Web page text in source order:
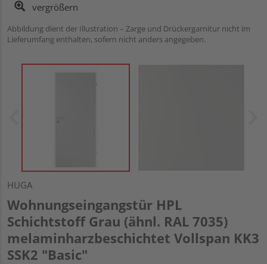
vergrößern
Abbildung dient der Illustration – Zarge und Drückergarnitur nicht im
Lieferumfang enthalten, sofern nicht anders angegeben.
HUGA
Wohnungseingangstür HPL
Schichtstoff Grau (ähnl. RAL 7035)
melaminharzbeschichtet Vollspan KK3
SSK2 "Basic"